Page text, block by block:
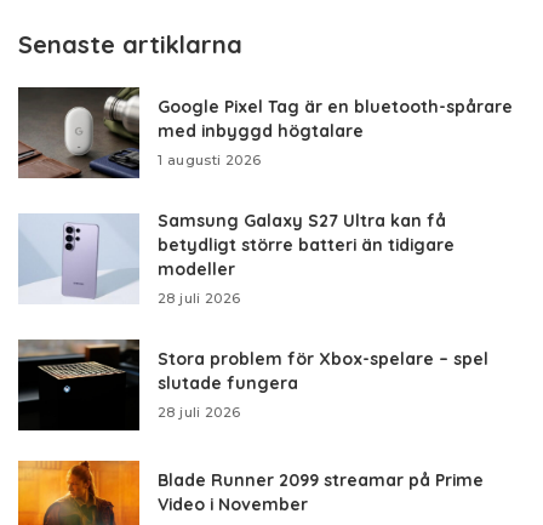
Senaste artiklarna
Google Pixel Tag är en bluetooth-spårare
med inbyggd högtalare
1 augusti 2026
Samsung Galaxy S27 Ultra kan få
betydligt större batteri än tidigare
modeller
28 juli 2026
Stora problem för Xbox-spelare – spel
slutade fungera
28 juli 2026
Blade Runner 2099 streamar på Prime
Video i November